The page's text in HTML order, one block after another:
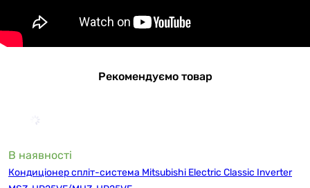
Рекомендуємо товар
В наявності
Кондиціонер спліт-система Mitsubishi Electric Classic Inverter